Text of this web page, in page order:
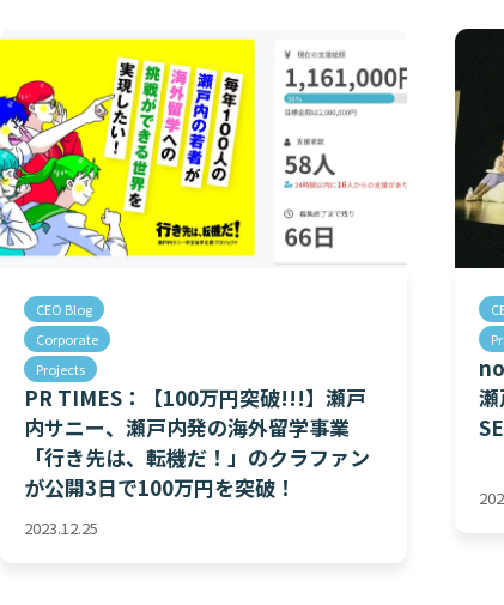
CEO Blog
Corporate
Projects
PR TIMES：【100万円突破!!!】瀬戸
内サニー、瀬戸内発の海外留学事業
「行き先は、転機だ！」のクラファン
が公開3日で100万円を突破！
2023.12.25